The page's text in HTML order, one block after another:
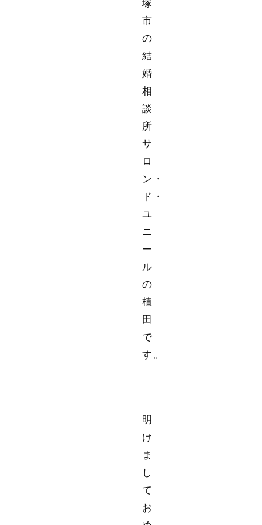
塚
市
の
結
婚
相
談
所
サ
ロ
ン・
ド・
ユ
ニ
ー
ル
の
植
田
で
す。
明
け
ま
し
て
お